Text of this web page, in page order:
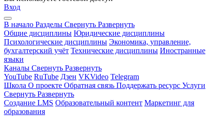
Вход
В начало Разделы Свернуть Развернуть
Общие дисциплины Юридические дисциплины
Психологические дисциплины Экономика, управление,
бухгалтерский учёт Технические дисциплины Иностранные
языки
Каналы Свернуть Развернуть
YouTube RuTube Дзен VKVideo Telegram
Школа О проекте Обратная связь Поддержать ресурс Услуги
Свернуть Развернуть
Создание LMS Образовательный контент Маркетинг для
образования